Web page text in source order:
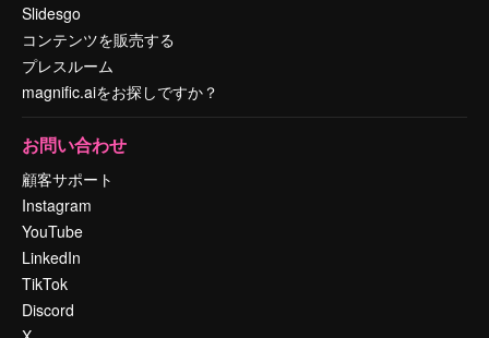
Slidesgo
コンテンツを販売する
プレスルーム
magnific.aiをお探しですか？
お問い合わせ
顧客サポート
Instagram
YouTube
LinkedIn
TikTok
Discord